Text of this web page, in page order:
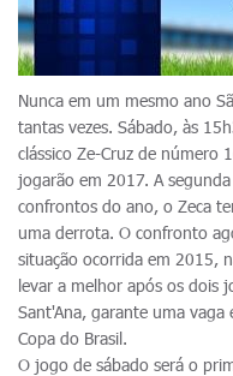
Nunca em um mesmo ano
tantas vezes. Sábado, às
clássico Ze-Cruz de número
jogarão em 2017. A
confrontos do ano, o Zeca
uma derrota. O confronto
situação ocorrida em 2015,
levar a melhor após os dois
Sant'Ana, garante uma vaga
Copa do Brasil.
O jogo de sábado será o